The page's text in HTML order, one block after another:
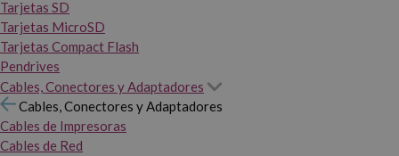
Tarjetas SD
Tarjetas MicroSD
Tarjetas Compact Flash
Pendrives
Cables, Conectores y Adaptadores
Cables, Conectores y Adaptadores
Cables de Impresoras
Cables de Red